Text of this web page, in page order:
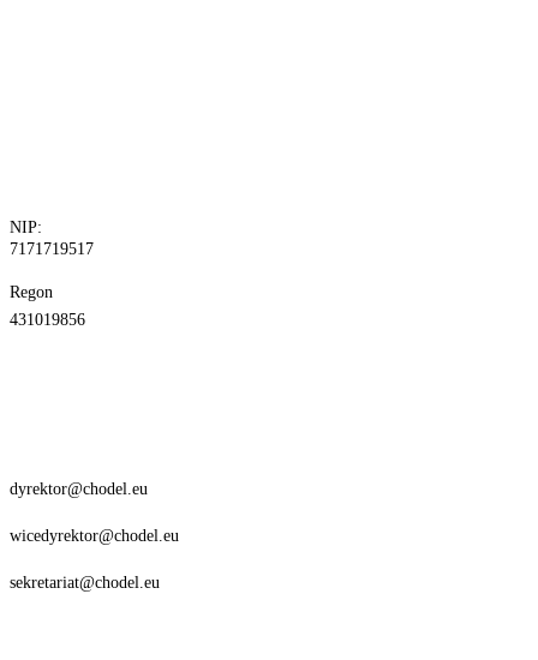
NIP:
7171719517
Regon
431019856
dyrektor@chodel.eu
wicedyrektor@chodel.eu
sekretariat@chodel.eu